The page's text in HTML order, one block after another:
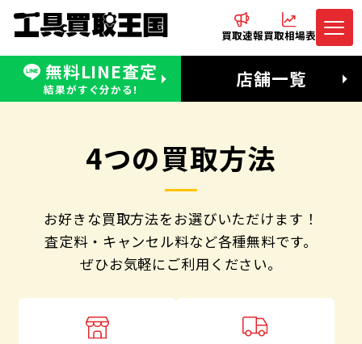
買取速報買取相場表
無料LINE査定
結果がすぐ分かる! 店舗一覧
無料LINE査定
受付：11:00〜19:00 木曜定休日
電話でお問合わせ
営業時間：11:00〜20:00
4つの買取方法
お好きな買取方法をお選びいただけます！
査定料・キャンセル料など各種無料です。
ぜひお気軽にご利用ください。